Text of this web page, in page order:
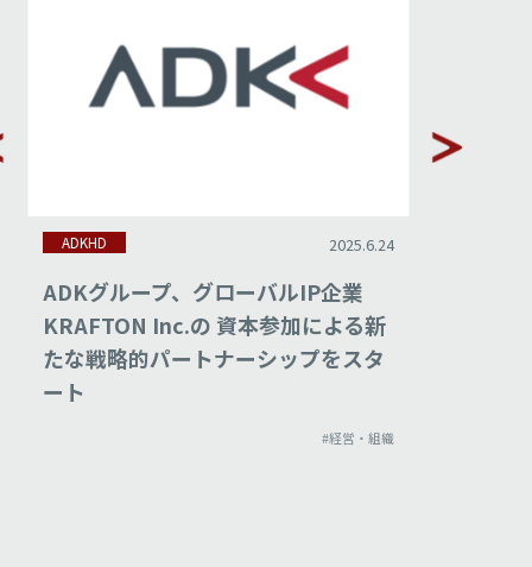
ADKHD 2025.6.24
ADKグループ、グローバルIP企業
KRAFTON Inc.の 資本参加による新
たな戦略的パートナーシップをスタ
ート
#経営・組織